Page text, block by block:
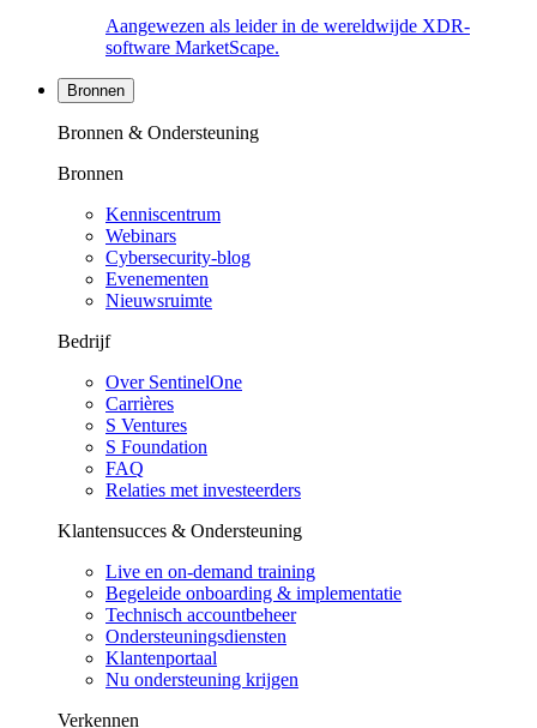
Aangewezen als leider in de wereldwijde XDR-
software MarketScape.
Bronnen
Bronnen & Ondersteuning
Bronnen
Kenniscentrum
Webinars
Cybersecurity-blog
Evenementen
Nieuwsruimte
Bedrijf
Over SentinelOne
Carrières
S Ventures
S Foundation
FAQ
Relaties met investeerders
Klantensucces & Ondersteuning
Live en on-demand training
Begeleide onboarding & implementatie
Technisch accountbeheer
Ondersteuningsdiensten
Klantenportaal
Nu ondersteuning krijgen
Verkennen